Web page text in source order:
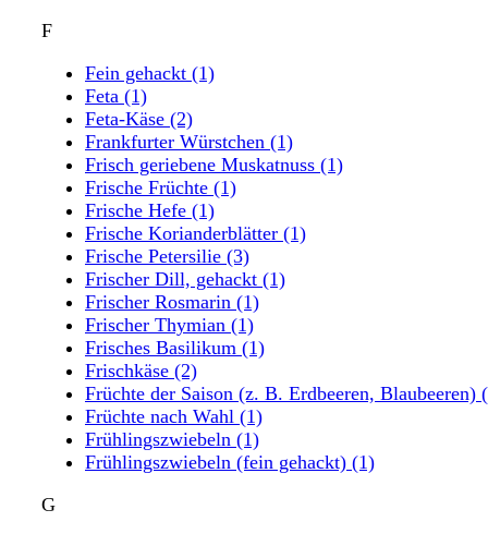
F
Fein gehackt (1)
Feta (1)
Feta-Käse (2)
Frankfurter Würstchen (1)
Frisch geriebene Muskatnuss (1)
Frische Früchte (1)
Frische Hefe (1)
Frische Korianderblätter (1)
Frische Petersilie (3)
Frischer Dill, gehackt (1)
Frischer Rosmarin (1)
Frischer Thymian (1)
Frisches Basilikum (1)
Frischkäse (2)
Früchte der Saison (z. B. Erdbeeren, Blaubeeren)
Früchte nach Wahl (1)
Frühlingszwiebeln (1)
Frühlingszwiebeln (fein gehackt) (1)
G